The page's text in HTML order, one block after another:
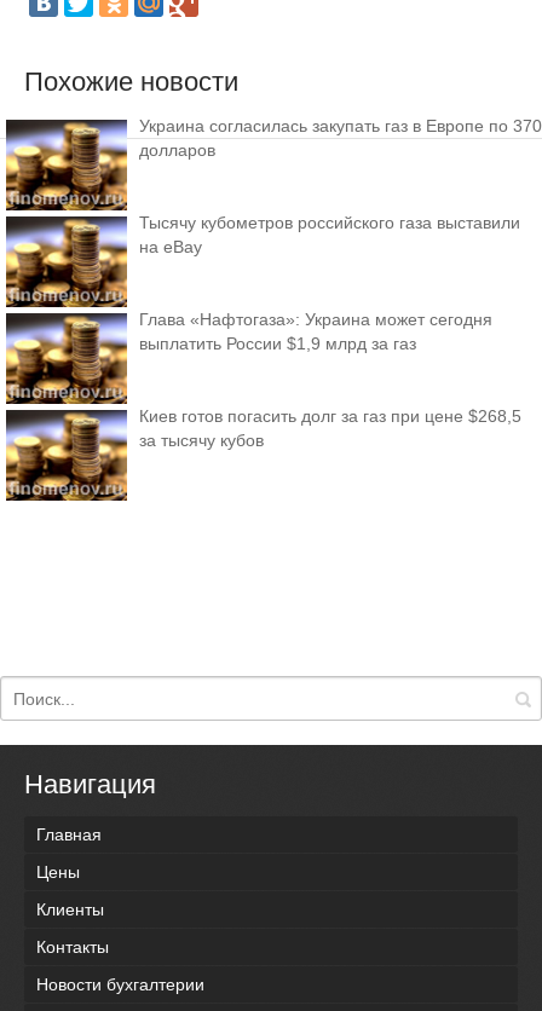
Похожие новости
Украина согласилась закупать газ в Европе по 370
долларов
Тысячу кубометров российского газа выставили
на eBay
Глава «Нафтогаза»: Украина может сегодня
выплатить России $1,9 млрд за газ
Киев готов погасить долг за газ при цене $268,5
за тысячу кубов
Навигация
Главная
Цены
Клиенты
Контакты
Новости бухгалтерии